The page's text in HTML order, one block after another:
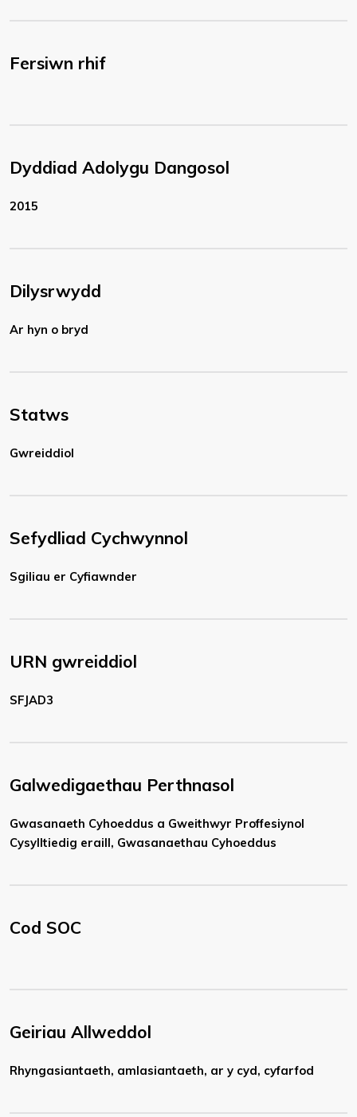
Fersiwn rhif
Dyddiad Adolygu Dangosol
2015
Dilysrwydd
Ar hyn o bryd
Statws
Gwreiddiol
Sefydliad Cychwynnol
Sgiliau er Cyfiawnder
URN gwreiddiol
SFJAD3
Galwedigaethau Perthnasol
Gwasanaeth Cyhoeddus a Gweithwyr Proffesiynol
Cysylltiedig eraill, Gwasanaethau Cyhoeddus
Cod SOC
Geiriau Allweddol
Rhyngasiantaeth, amlasiantaeth, ar y cyd, cyfarfod